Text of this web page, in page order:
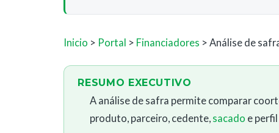
Inicio > Portal > Financiadores > Análise de
RESUMO EXECUTIVO
A análise de safra permite comparar
produto, parceiro, cedente, sacado e